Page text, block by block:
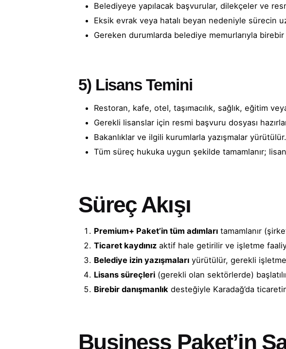
Belediyeye yapılacak başvurular, dilekçeler ve
Eksik evrak veya hatalı beyan nedeniyle sürecin
Gereken durumlarda belediye memurlarıyla
5) Lisans Temini
Restoran, kafe, otel, taşımacılık, sağlık, eğitim
Gerekli lisanslar için resmi başvuru dosyası
Bakanlıklar ve ilgili kurumlarla yazışmalar yürütülür.
Tüm süreç hukuka uygun şekilde tamamlanır;
Süreç Akışı
Premium+ Paket’in tüm adımları tamamlanır
Ticaret kaydınız aktif hale getirilir ve işletme
Belediye izin yazışmaları yürütülür, gerekli işletme
Lisans süreçleri (gerekli olan sektörlerde)
Birebir danışmanlık desteğiyle Karadağ’da
Business Paket’in